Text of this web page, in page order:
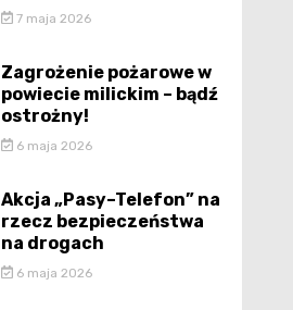
7 maja 2026
Zagrożenie pożarowe w
powiecie milickim – bądź
ostrożny!
6 maja 2026
Akcja „Pasy–Telefon” na
rzecz bezpieczeństwa
na drogach
6 maja 2026